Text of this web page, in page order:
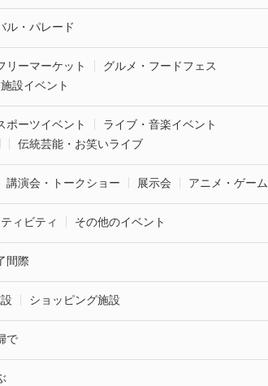
ル・パレード
リーマーケット
グルメ・フードフェス
設イベント
ポーツイベント
ライブ・音楽イベント
伝統芸能・お笑いライブ
講演会・トークショー 展示会 アニメ・ゲーム
ィビティ その他のイベント
間際
ショッピング施設
で